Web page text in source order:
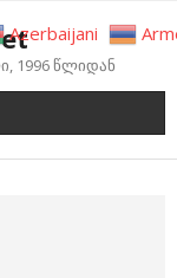
1996 წლიდან
Azerbaijani